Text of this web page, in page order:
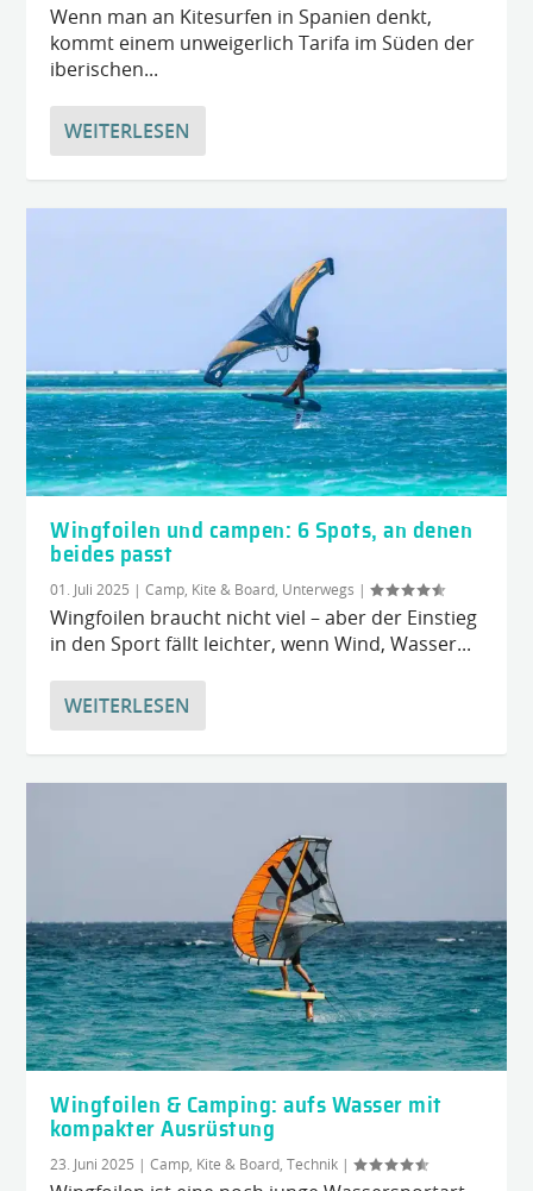
Wenn man an Kitesurfen in Spanien denkt,
kommt einem unweigerlich Tarifa im Süden der
iberischen...
WEITERLESEN
Wingfoilen und campen: 6 Spots, an denen
beides passt
01. Juli 2025 |Camp, Kite & Board Unterwegs |
Wingfoilen braucht nicht viel – aber der Einstieg
in den Sport fällt leichter, wenn Wind, Wasser...
WEITERLESEN
Wingfoilen & Camping: aufs Wasser mit
kompakter Ausrüstung
23. Juni 2025 |Camp, Kite & Board ,Technik |